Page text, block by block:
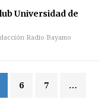
Universidad de
Radio Bayamo
6 7 …